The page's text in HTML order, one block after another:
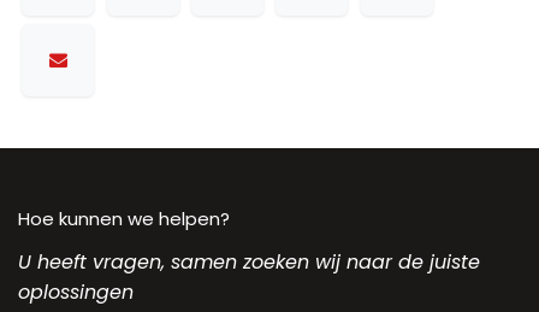
Hoe kunnen we helpen?
U heeft vragen, samen zoeken wij naar de juiste
oplossingen